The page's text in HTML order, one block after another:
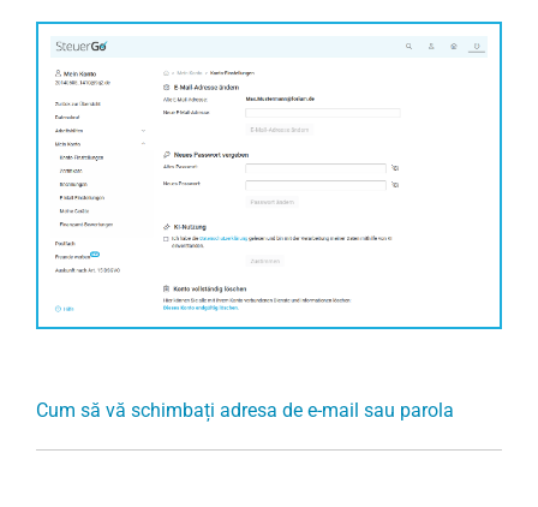
Cum să vă schimbați adresa de e-mail sau parola